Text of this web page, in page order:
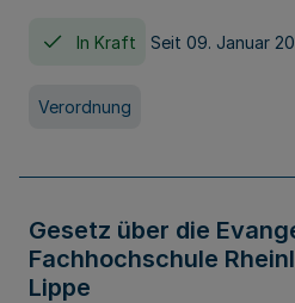
In Kraft Seit 09. Januar
Verordnung
Gesetz über die
Fachhochschule
Lippe